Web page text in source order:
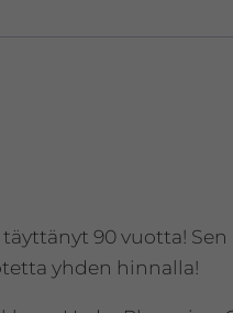
90 vuotta! Sen
yhden hinnalla!